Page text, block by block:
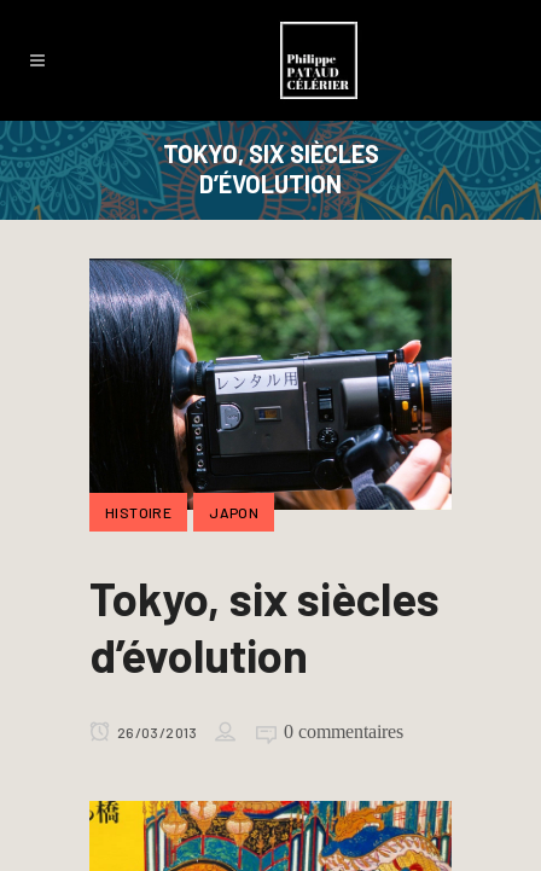
TOKYO, SIX SIÈCLES
D’ÉVOLUTION
HISTOIRE JAPON
Tokyo, six siècles
d’évolution
26/03/2013 0 commentaires